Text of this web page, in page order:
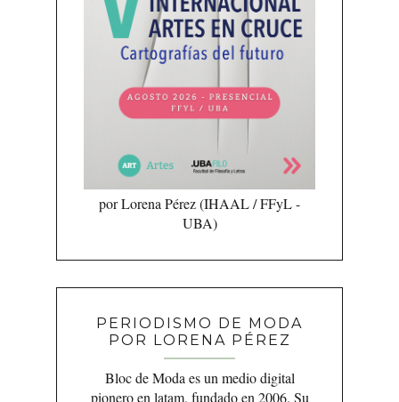
por Lorena Pérez (IHAAL / FFyL -
UBA)
PERIODISMO DE MODA
POR LORENA PÉREZ
Bloc de Moda es un medio digital
pionero en latam, fundado en 2006. Su